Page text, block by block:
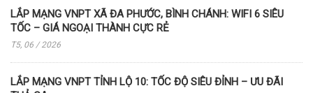
LẮP MẠNG VNPT XÃ ĐA PHƯỚC, BÌNH CHÁNH: WIFI 6 SIÊU
TỐC – GIÁ NGOẠI THÀNH CỰC RẺ
T5, 06 / 2026
LẮP MẠNG VNPT TỈNH LỘ 10: TỐC ĐỘ SIÊU ĐỈNH – ƯU ĐÃI